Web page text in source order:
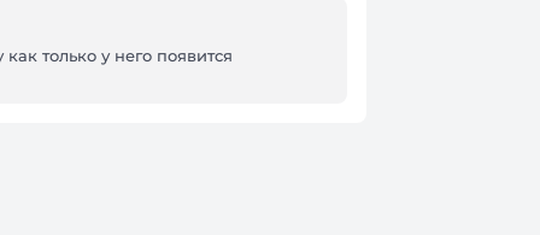
только у него появится